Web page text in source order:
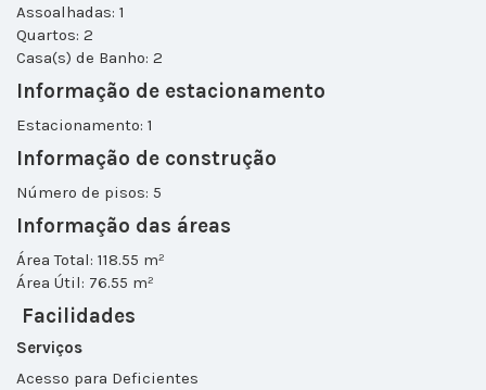
Assoalhadas: 1
Quartos: 2
Casa(s) de Banho: 2
Informação de estacionamento
Estacionamento: 1
Informação de construção
Número de pisos: 5
Informação das áreas
Área Total: 118.55 m²
Área Útil: 76.55 m²
Facilidades
Serviços
Acesso para Deficientes